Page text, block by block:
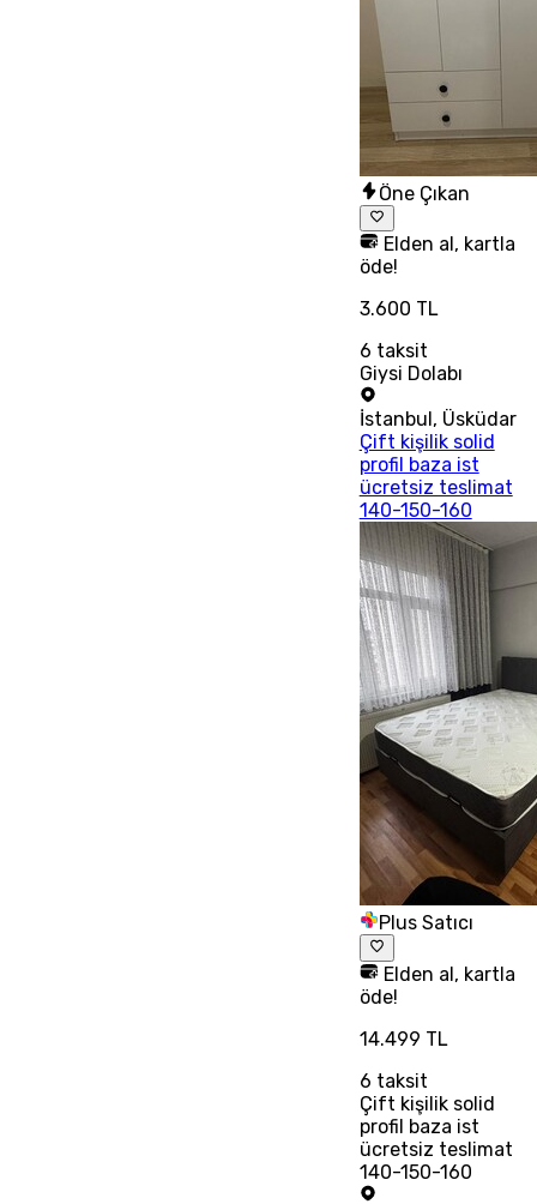
Öne Çıkan
Elden al, kartla
öde!
3.600 TL
6 taksit
Giysi Dolabı
İstanbul , Üsküdar
Çift kişilik solid
profil baza ist
ücretsiz teslimat
140-150-160
Plus Satıcı
Elden al, kartla
öde!
14.499 TL
6 taksit
Çift kişilik solid
profil baza ist
ücretsiz teslimat
140-150-160